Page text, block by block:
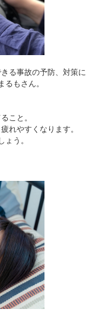
る事故の予防、対策
もさん。
こと。
れやすくなります。
う。